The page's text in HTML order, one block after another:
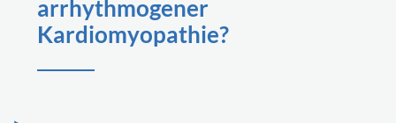
arrhythmogener
Kardiomyopathie?